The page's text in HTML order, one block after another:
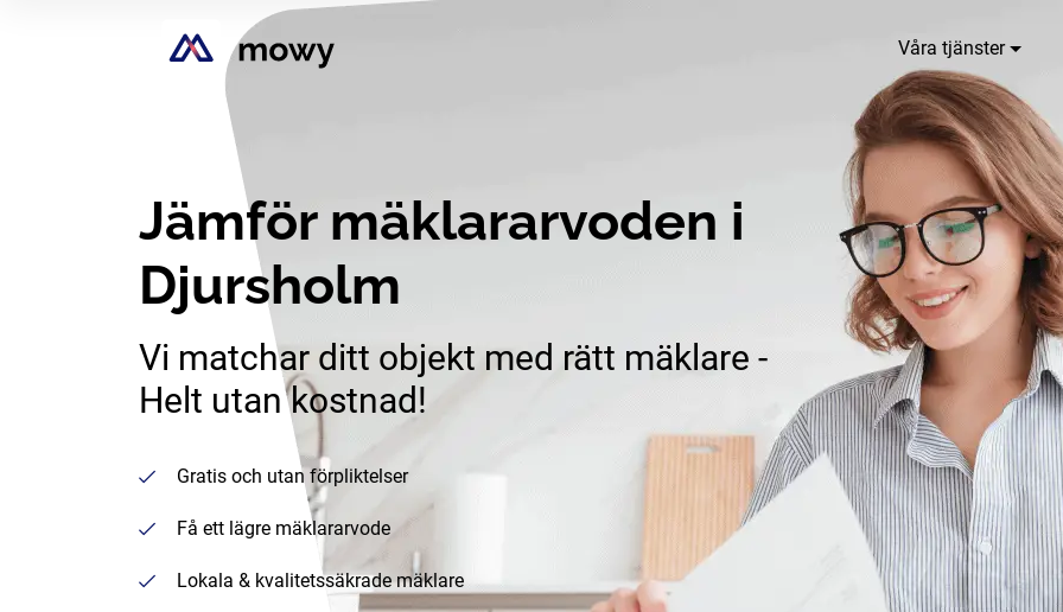
Våra tjänster
Jämför mäklararvoden i
Djursholm
Vi matchar ditt objekt med rätt mäklare -
Helt utan kostnad!
Gratis och utan förpliktelser
Få ett lägre mäklararvode
Lokala & kvalitetssäkrade mäklare